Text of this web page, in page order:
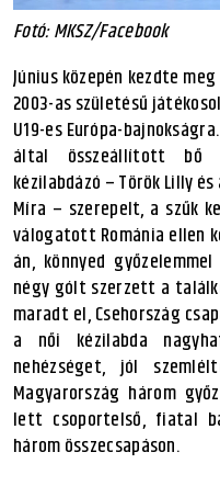
Fotó: MKSZ/Facebook
Június közepén kezdte
2003-as születésű
U19-es Európa-
által összeállított bő
kézilabdázó – Török Lilly és
Míra – szerepelt, a szűk
válogatott Románia ellen
án, könnyed
négy gólt szerzett a
maradt el, Csehország
a női kézilabda
nehézséget, jól
Magyarország három
lett csoportelső, fiatal
három összecsapáson.